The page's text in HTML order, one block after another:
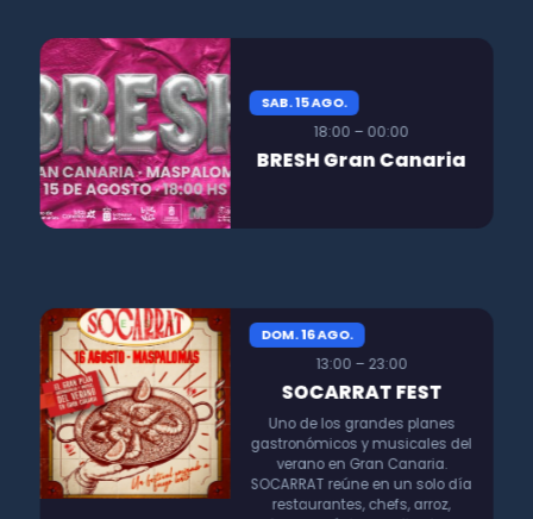
SAB. 15 AGO.
18:00 – 00:00
BRESH Gran Canaria
DOM. 16 AGO.
13:00 – 23:00
SOCARRAT FEST
Uno de los grandes planes
gastronómicos y musicales del
verano en Gran Canaria.
SOCARRAT reúne en un solo día
restaurantes, chefs, arroz,